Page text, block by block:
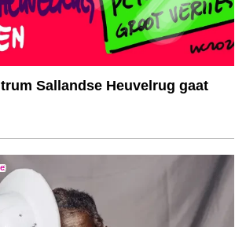
Sallandse Heuvelrug gaat